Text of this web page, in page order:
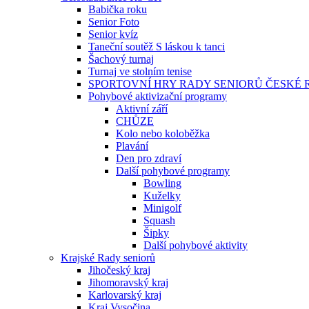
Babička roku
Senior Foto
Senior kvíz
Taneční soutěž S láskou k tanci
Šachový turnaj
Turnaj ve stolním tenise
SPORTOVNÍ HRY RADY SENIORŮ ČESKÉ
Pohybové aktivizační programy
Aktivní září
CHŮZE
Kolo nebo koloběžka
Plavání
Den pro zdraví
Další pohybové programy
Bowling
Kuželky
Minigolf
Squash
Šipky
Další pohybové aktivity
Krajské Rady seniorů
Jihočeský kraj
Jihomoravský kraj
Karlovarský kraj